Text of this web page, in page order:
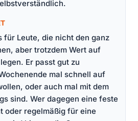
für Leute, die nicht den ganz
aber trotzdem Wert auf
Er passt gut zu
mal schnell auf
oder auch mal mit dem
sind. Wer dagegen eine feste
oder regelmäßig für eine